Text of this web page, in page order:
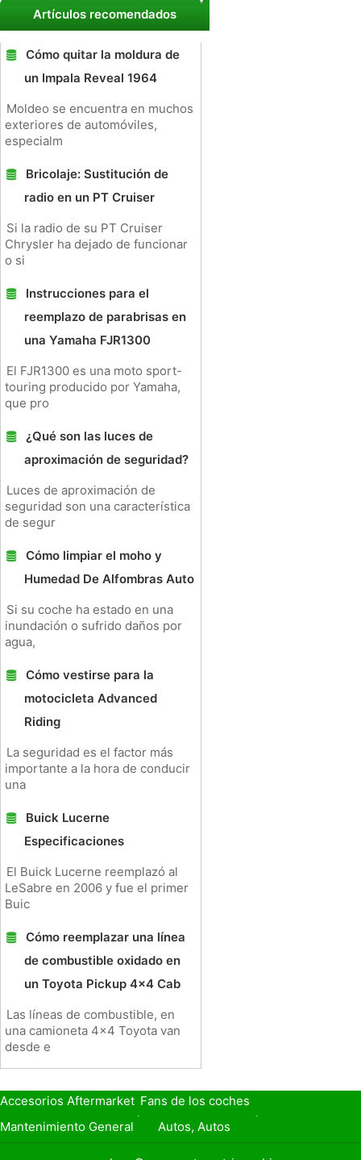
Artículos recomendados
Cómo quitar la moldura de
un Impala Reveal 1964
Moldeo se encuentra en muchos
exteriores de automóviles,
especialm
Bricolaje: Sustitución de
radio en un PT Cruiser
Si la radio de su PT Cruiser
Chrysler ha dejado de funcionar
o si
Instrucciones para el
reemplazo de parabrisas en
una Yamaha FJR1300
El FJR1300 es una moto sport-
touring producido por Yamaha,
que pro
¿Qué son las luces de
aproximación de seguridad?
Luces de aproximación de
seguridad son una característica
de segur
Cómo limpiar el moho y
Humedad De Alfombras Auto
Si su coche ha estado en una
inundación o sufrido daños por
agua,
Cómo vestirse para la
motocicleta Advanced
Riding
La seguridad es el factor más
importante a la hora de conducir
una
Buick Lucerne
Especificaciones
El Buick Lucerne reemplazó al
LeSabre en 2006 y fue el primer
Buic
Cómo reemplazar una línea
de combustible oxidado en
un Toyota Pickup 4x4 Cab
Las líneas de combustible, en
una camioneta 4x4 Toyota van
desde e
Accesorios Aftermarket Fans de los coches
Seguro de Coche
Préstamos y Financiación
Mantenimiento General
Autos, Autos
Seguridad Vial
Combustibles